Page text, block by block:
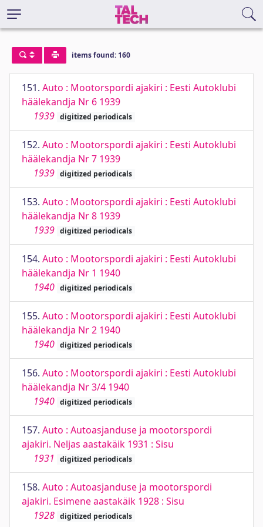
items found: 160
151. Auto : Mootorspordi ajakiri : Eesti Autoklubi
häälekandja Nr 6 1939
1939 digitized periodicals
152. Auto : Mootorspordi ajakiri : Eesti Autoklubi
häälekandja Nr 7 1939
1939 digitized periodicals
153. Auto : Mootorspordi ajakiri : Eesti Autoklubi
häälekandja Nr 8 1939
1939 digitized periodicals
154. Auto : Mootorspordi ajakiri : Eesti Autoklubi
häälekandja Nr 1 1940
1940 digitized periodicals
155. Auto : Mootorspordi ajakiri : Eesti Autoklubi
häälekandja Nr 2 1940
1940 digitized periodicals
156. Auto : Mootorspordi ajakiri : Eesti Autoklubi
häälekandja Nr 3/4 1940
1940 digitized periodicals
157. Auto : Autoasjanduse ja mootorspordi
ajakiri. Neljas aastakäik 1931 : Sisu
1931
digitized periodicals
158. Auto : Autoasjanduse ja mootorspordi
ajakiri. Esimene aastakäik 1928 : Sisu
1928 digitized periodicals